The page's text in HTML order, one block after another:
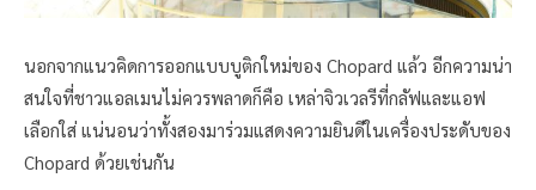
นอกจากแนวคิดการออกแบบบูติกใหม่ของ Chopard แล้ว อีกความน่า
สนใจที่ชาวแอลเมนไม่ควรพลาดก็คือ เหล่าจิวเวลรีที่กลัฟและแอฟ
เลือกใส่ แน่นอนว่าทั้งสองมาร่วมแสดงความยินดีในเครื่องประดับของ
Chopard ด้วยเช่นกัน